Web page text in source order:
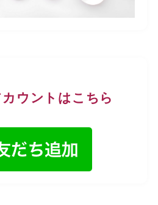
ウントはこちら